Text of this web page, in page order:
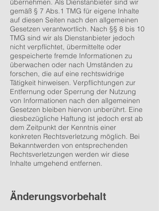
übernehmen. Als Dienstanbieter sind wir
gemäß § 7 Abs.1 TMG für eigene Inhalte
auf diesen Seiten nach den allgemeinen
Gesetzen verantwortlich. Nach §§ 8 bis 10
TMG sind wir als Dienstanbieter jedoch
nicht verpflichtet, übermittelte oder
gespeicherte fremde Informationen zu
überwachen oder nach Umständen zu
forschen, die auf eine rechtswidrige
Tätigkeit hinweisen. Verpflichtungen zur
Entfernung oder Sperrung der Nutzung
von Informationen nach den allgemeinen
Gesetzen bleiben hiervon unberührt. Eine
diesbezügliche Haftung ist jedoch erst ab
dem Zeitpunkt der Kenntnis einer
konkreten Rechtsverletzung möglich. Bei
Bekanntwerden von entsprechenden
Rechtsverletzungen werden wir diese
Inhalte umgehend entfernen.
Änderungsvorbehalt